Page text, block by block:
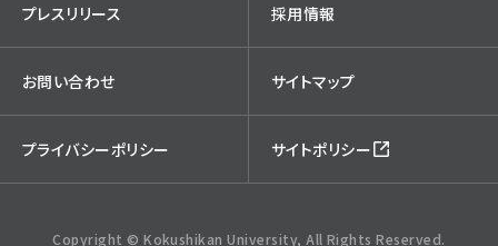
プレスリリース 採用情報
お問い合わせ サイトマップ
プライバシーポリシー サイトポリシー
Copyright © Kokushikan University, All Rights Reserved.